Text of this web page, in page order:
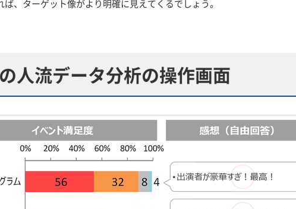
、ターゲット像がより明確に見えてくるでしょう。
人流データ分析の操作画面